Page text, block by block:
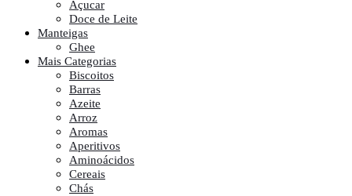
Açucar
Doce de Leite
Manteigas
Ghee
Mais Categorias
Biscoitos
Barras
Azeite
Arroz
Aromas
Aperitivos
Aminoácidos
Cereais
Chás